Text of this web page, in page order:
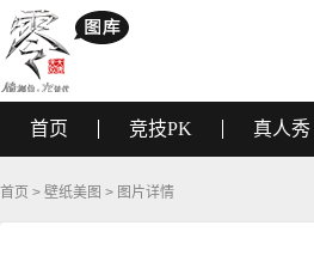
首页 竞技PK 真人秀
首页 > 壁纸美图 > 图片详情